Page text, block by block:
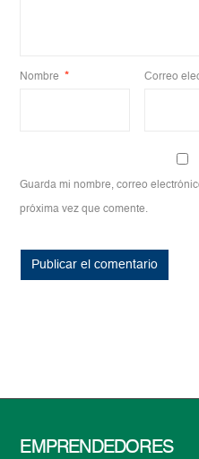
Nombre * Correo
Guarda mi nombre, correo
próxima vez que comente.
EMPRENDEDORES